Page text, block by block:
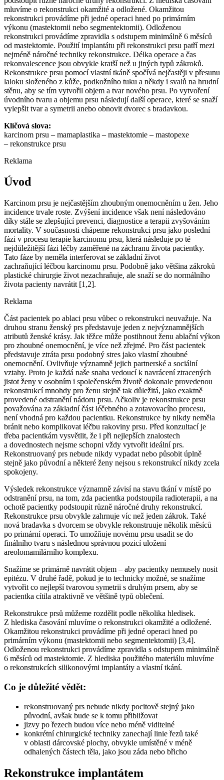
mluvíme o rekonstrukci okamžité a odložené. Okamžitou
rekonstrukci provádíme při jedné operaci hned po primárním
výkonu (mastektomii nebo segmentektomii). Odloženou
rekonstrukci provádíme zpravidla s odstupem minimálně 6 měsíců
od mastektomie. Použití implantátu při rekonstrukci prsu patří mezi
nejméně náročné techniky rekonstrukce. Délka operace a čas
rekonvalescence jsou obvykle kratší než u jiných typů zákroků.
Rekonstrukce prsu pomocí vlastní tkáně spočívá nejčastěji v přesunu
laloku složeného z kůže, podkožního tuku a někdy i svalů na hrudní
stěnu, aby se tím vytvořil objem a tvar nového prsu. Po vytvoření
úvodního tvaru a objemu prsu následují další operace, které se snaží
vylepšit tvar a symetrii anebo obnovit dvorec s bradavkou.
Klíčová slova:
karcinom prsu –⁠ mamaplastika –⁠ mastektomie –⁠ mastopexe
–⁠ rekonstrukce prsu
Reklama
Úvod
Karcinom prsu je nejčastějším zhoubným onemocněním u žen. Jeho
incidence trvale roste. Zvýšení incidence však není následováno
díky stále se zlepšující prevenci, diagnostice a terapii zvyšováním
mortality. V současnosti chápeme rekonstrukci prsu jako poslední
fázi v procesu terapie karcinomu prsu, která následuje po té
nejdůležitější fázi léčby zaměřené na záchranu života pacientky.
Tato fáze by neměla interferovat se základní život
zachraňující léčbou karcinomu prsu. Podobně jako většina zákroků
plastické chirurgie život nezachraňuje, ale snaží se do normálního
života pacienty navrátit [1,2].
Reklama
Část pacientek po ablaci prsu vůbec o rekonstrukci neuvažuje. Na
druhou stranu ženský prs představuje jeden z nejvýznamnějších
atributů ženské krásy. Jak těžce může postihnout ženu ablační výkon
pro zhoubné onemocnění, je více než zřejmé. Pro část pacientek
představuje ztráta prsu podobný stres jako vlastní zhoubné
onemocnění. Ovlivňuje významně jejich partnerské a sociální
vztahy. Proto je každá naše snaha vedoucí k navrácení ztracených
jistot ženy v osobním i společenském životě dokonale provedenou
rekonstrukcí mnohdy pro ženu stejně tak důležitá, jako exaktně
provedené odstranění nádoru prsu. Ačkoliv je rekonstrukce prsu
považována za základní část léčebného a zotavovacího procesu,
není vhodná pro každou pacientku. Rekonstrukce by nikdy neměla
bránit nebo komplikovat léčbu rakoviny prsu. Před konzultací je
třeba pacientkám vysvětlit, že i při nejlepších znalostech
a dovednostech nejsme schopni vždy vytvořit ideální prs.
Rekonstruovaný prs nebude nikdy vypadat nebo působit úplně
stejně jako původní a některé ženy nejsou s rekonstrukcí nikdy zcela
spokojeny.
Výsledek rekonstrukce významně závisí na stavu tkání v místě po
odstranění prsu, na tom, zda pacientka podstoupila radioterapii, a na
ochotě pacientky podstoupit různě náročné druhy rekonstrukcí.
Rekonstrukce prsu obvykle zahrnuje víc než jeden zákrok. Také
nová bradavka s dvorcem se obvykle rekonstruuje několik měsíců
po primární operaci. To umožňuje novému prsu usadit se do
finálního tvaru s následnou správnou pozicí uložení
areolomamilárního komplexu.
Snažíme se primárně navrátit objem –⁠ aby pacientky nemusely nosit
epitézu. V druhé řadě, pokud je to technicky možné, se snažíme
vytvořit co nejlepší tvarovou symetrii s druhým prsem, aby se
pacientka cítila atraktivně ve většině typů oblečení.
Rekonstrukce prsů můžeme rozdělit podle několika hledisek.
Z hlediska časování mluvíme o rekonstrukci okamžité a odložené.
Okamžitou rekonstrukci provádíme při jedné operaci hned po
primárním výkonu (mastektomii nebo segmentektomii) [3,4].
Odloženou rekonstrukci provádíme zpravidla s odstupem minimálně
6 měsíců od mastektomie. Z hlediska použitého materiálu mluvíme
o rekonstrukcích silikonovými implantáty a vlastní tkání.
Co je důležité vědět:
rekonstruovaný prs nebude nikdy pocitově stejný jako
původní, avšak bude se k tomu přibližovat
jizvy po řezech budou více nebo méně viditelné
konkrétní chirurgické techniky zanechají linie řezů také
v oblasti dárcovské plochy, obvykle umístěné v méně
odhalených částech těla, jako jsou záda nebo břicho
Rekonstrukce implantátem